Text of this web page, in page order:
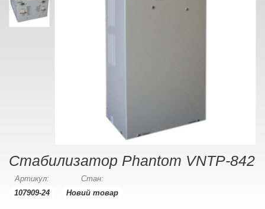
Стабилизатор Phantom VNTP-842
Артикул:
107909-24
Стан:
Новий товар